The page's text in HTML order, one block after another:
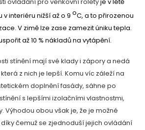
interiéru nižší až o 9 oC, a to přirozenou
V zimě lze zase zamezit úniku tepla.
až 10 % nákladů na vytápění.
stínění mají své klady i zápory a nedá
z nich je lepší. Komu víc záleží na
doplnění fasády, sáhne po
s lepšími izolačními vlastnostmi,
Výhodou obou však je, že je možné
čemuž se zjednoduší jejich ovládání